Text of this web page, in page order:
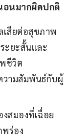
อนมากผิดปกติ
เสียต่อสุขภาพ
ะยะสั้นและ
ชีวิต
วามสัมพันธ์กับผู้
สมองที่เฉื่อย
พร่อง